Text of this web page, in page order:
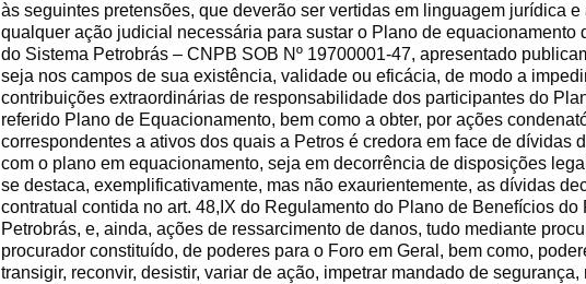
às seguintes pretensões, que deverão ser vertidas em linguagem jurídica
qualquer ação judicial necessária para sustar o Plano de equacionamento
do Sistema Petrobrás – CNPB SOB Nº 19700001-47, apresentado
seja nos campos de sua existência, validade ou eficácia, de modo a
contribuições extraordinárias de responsabilidade dos participantes do
referido Plano de Equacionamento, bem como a obter, por ações
correspondentes a ativos dos quais a Petros é credora em face de dívidas
com o plano em equacionamento, seja em decorrência de disposições
se destaca, exemplificativamente, mas não exaurientemente, as dívidas
contratual contida no art. 48,IX do Regulamento do Plano de Benefícios do
Petrobrás, e, ainda, ações de ressarcimento de danos, tudo mediante
procurador constituído, de poderes para o Foro em Geral, bem como,
transigir, reconvir, desistir, variar de ação, impetrar mandado de